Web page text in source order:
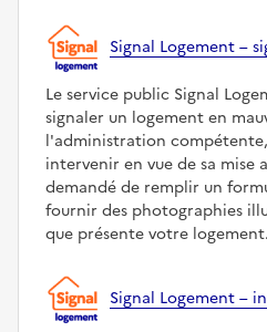
Signal Logement –
Le service public Signal
signaler un logement en
l'administration
intervenir en vue de sa mise
demandé de remplir un
fournir des photographies
que présente votre logement.
Signal Logement –